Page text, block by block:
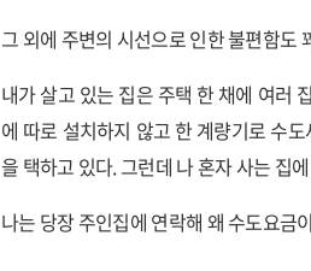
그 외에 주변의 시선으로 인한 불편함도
내가 살고 있는 집은 주택 한 채에 여러
에 따로 설치하지 않고 한 계량기로 수
을 택하고 있다. 그런데 나 혼자 사는 집
나는 당장 주인집에 연락해 왜 수도요금